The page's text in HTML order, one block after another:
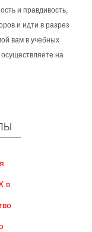
и правдивость,
и идти в разрез
вам в учебных
на
в